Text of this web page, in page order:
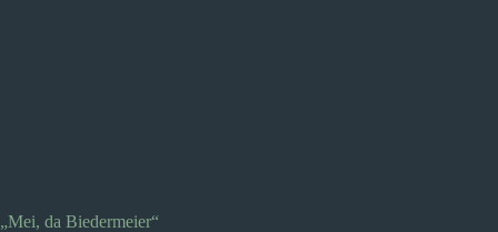
„Mei, da Biedermeier“